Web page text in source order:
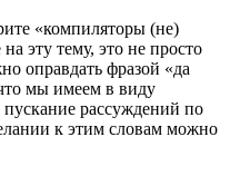
«компиляторы (не)
эту тему, это не просто
оправдать фразой «да
мы имеем в виду
рассуждений по
к этим словам можно